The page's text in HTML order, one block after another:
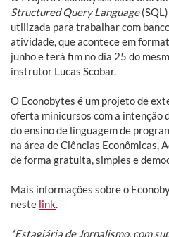
Structured Query Language
utilizada para trabalhar com
atividade, que acontece em
junho e terá fim no dia 25 do
instrutor Lucas Scobar.
O Econobytes é um projeto de
oferta minicursos com a intenção
do ensino de linguagem de
na área de Ciências Econômicas,
de forma gratuita, simples e
Mais informações sobre o
neste link.
*Estagiária de Jornalismo, com